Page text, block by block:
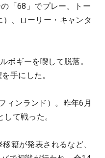
「68」でプレー。トー
、ローリー・キャンタ
ボギーを喫して脱落。
手にした。
ィンランド）。昨年6月
て戦った。
籍が発表されるなど、